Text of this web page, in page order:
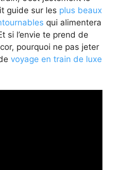
guide sur les plus beaux
qui alimentera
si l’envie te prend de
pourquoi ne pas jeter
voyage en train de luxe